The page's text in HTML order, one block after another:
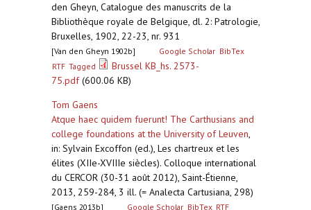
den Gheyn, Catalogue des manuscrits de la
Bibliothèque royale de Belgique, dl. 2: Patrologie,
Bruxelles, 1902, 22-23, nr. 931
[Van den Gheyn 1902b] Google Scholar BibTex
RTF Tagged
Brussel KB_hs. 2573-
75.pdf(600.06 KB)
Tom Gaens
Atque haec quidem fuerunt! The Carthusians and
college foundations at the University of Leuven,
in: Sylvain Excoffon (ed.), Les chartreux et les
élites (XIIe-XVIIIe siècles). Colloque international
du CERCOR (30-31 août 2012), Saint-Étienne,
2013, 259-284, 3 ill. (= Analecta Cartusiana, 298)
[Gaens 2013b] Google Scholar BibTex RTF